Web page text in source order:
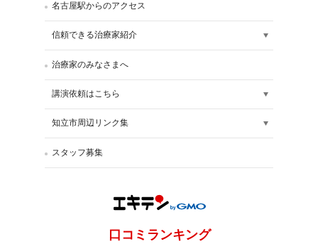
名古屋駅からのアクセス
信頼できる治療家紹介
治療家のみなさまへ
講演依頼はこちら
知立市周辺リンク集
スタッフ募集